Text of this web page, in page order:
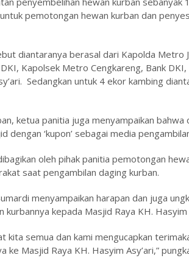
pemotongan hewan kurban dan
diantaranya berasal dari Kapolda Metro
Kapolsek Metro Cengkareng, Bank DKI,
Sedangkan untuk 4 ekor kambing
ketua panitia juga menyampaikan
dengan ‘kupon’ sebagai media
oleh pihak panitia pemotongan
saat pengambilan daging kurban.
menyampaikan harapan dan juga
kepada Masjid Raya KH. Hasyim
kita semua dan kami mengucapkan
ke Masjid Raya KH. Hasyim Asy’ari,”